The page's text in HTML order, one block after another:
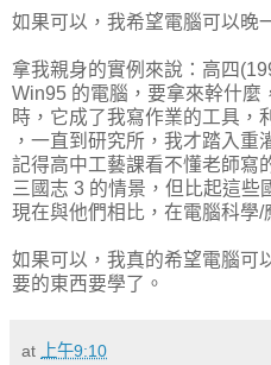
如果可以，我希望電腦可以晚
拿我親身的實例來說：高四
Win95 的電腦，要拿來幹什麼
時，它成了我寫作業的工具，
，一直到研究所，我才踏入重
記得高中工藝課看不懂老師寫
三國志 3 的情景，但比起這些
現在與他們相比，在電腦科學/
如果可以，我真的希望電腦可
要的東西要學了。
at 上午9:10